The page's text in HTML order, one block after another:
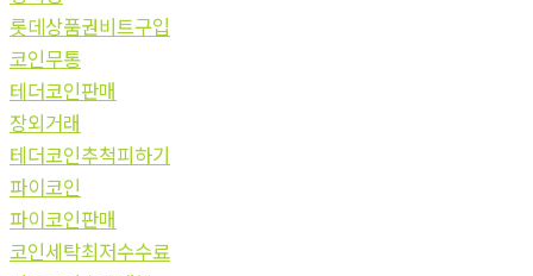
롯데상품권비트구입
코인무통
테더코인판매
장외거래
테더코인추척피하기
파이코인
파이코인판매
코인세탁최저수수료